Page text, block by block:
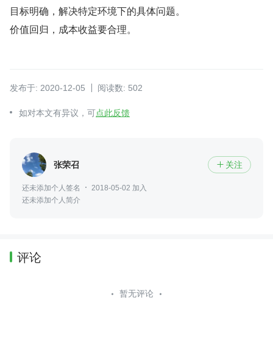
目标明确，解决特定环境下的具体问题。
价值回归，成本收益要合理。
发布于: 2020-12-05 阅读数: 502
如对本文有异议，可点此反馈
张荣召  关注
还未添加个人签名
2018-05-02 加入
还未添加个人简介
评论
暂无评论